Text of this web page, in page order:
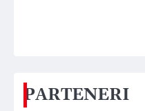
PARTENERI